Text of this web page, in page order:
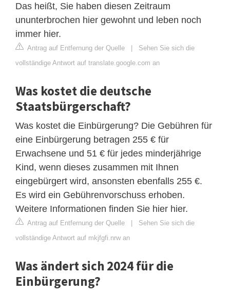
Das heißt, Sie haben diesen Zeitraum
ununterbrochen hier gewohnt und leben noch
immer hier.
Antrag auf Entfernung der Quelle | Sehen Sie sich die
vollständige Antwort auf translate.google.com an
Was kostet die deutsche
Staatsbürgerschaft?
Was kostet die Einbürgerung? Die Gebühren für
eine Einbürgerung betragen 255 € für
Erwachsene und 51 € für jedes minderjährige
Kind, wenn dieses zusammen mit Ihnen
eingebürgert wird, ansonsten ebenfalls 255 €.
Es wird ein Gebührenvorschuss erhoben.
Weitere Informationen finden Sie hier hier.
Antrag auf Entfernung der Quelle | Sehen Sie sich die
vollständige Antwort auf mkjfgfi.nrw an
Was ändert sich 2024 für die
Einbürgerung?